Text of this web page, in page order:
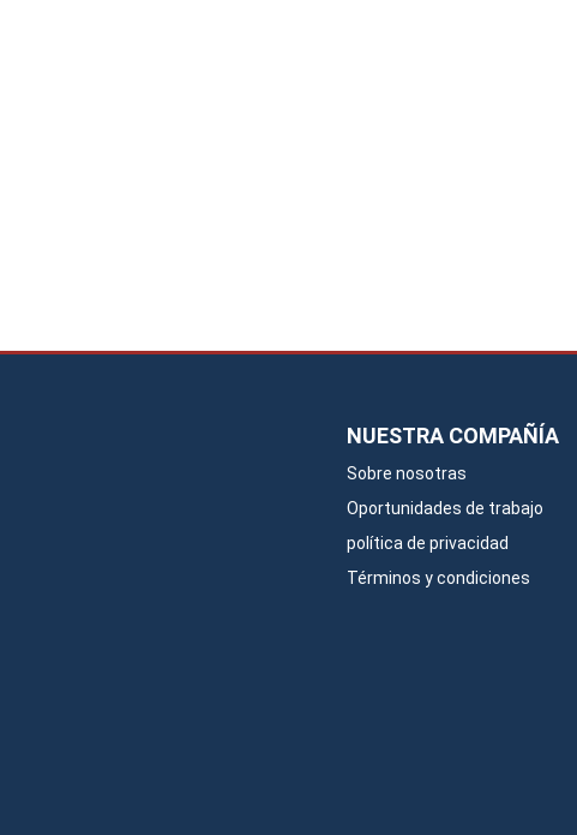
NUESTRA COMPAÑÍA
Sobre nosotras
Oportunidades de trabajo
política de privacidad
Términos y condiciones